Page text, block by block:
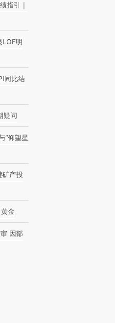
指引｜
LOF明
同比结
疑问
“仰望星
矿产投
金
因部